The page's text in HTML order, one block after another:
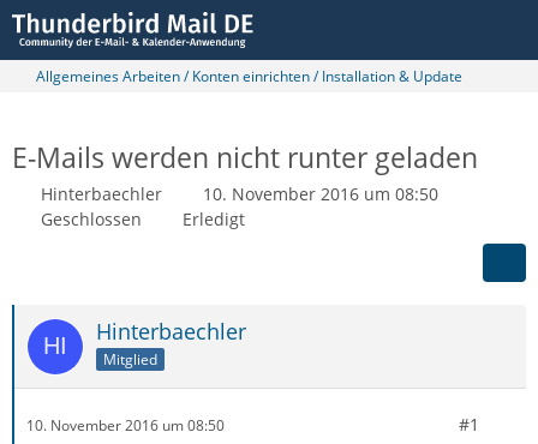
Allgemeines Arbeiten / Konten einrichten / Installation & Update
E-Mails werden nicht runter geladen
Hinterbaechler
10. November 2016 um 08:50
Geschlossen
Erledigt
Hinterbaechler
Mitglied
10. November 2016 um 08:50 #1